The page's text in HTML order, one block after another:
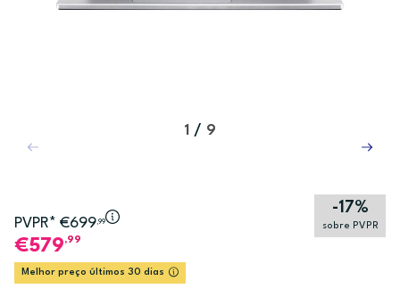
1 / 9
PVPR* €699,99
-17%
sobre PVPR
579,99
Melhor preço últimos 30 dias